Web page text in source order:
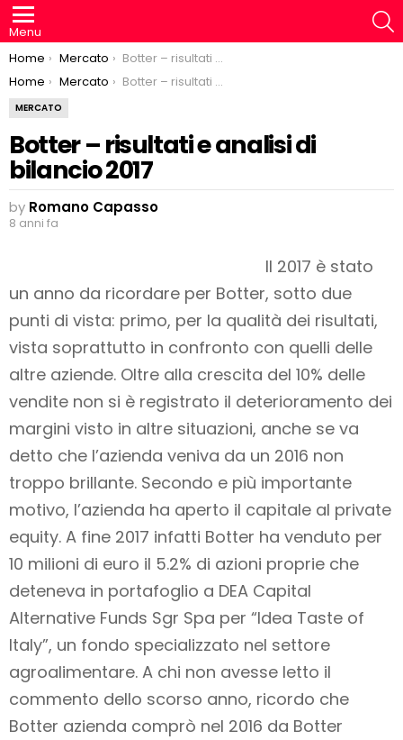
Menu
You are here:
Home Mercato
Botter – risultati e analisi di bilancio 2017
You are here:
Home Mercato Botter – risultati e analisi di bilancio 2017
MERCATO
Botter – risultati e analisi di
bilancio 2017
by Romano Capasso
8 anni fa
Il 2017 è stato
un anno da ricordare per Botter, sotto due
punti di vista: primo, per la qualità dei risultati,
vista soprattutto in confronto con quelli delle
altre aziende. Oltre alla crescita del 10% delle
vendite non si è registrato il deterioramento dei
margini visto in altre situazioni, anche se va
detto che l’azienda veniva da un 2016 non
troppo brillante. Secondo e più importante
motivo, l’azienda ha aperto il capitale al private
equity. A fine 2017 infatti Botter ha venduto per
10 milioni di euro il 5.2% di azioni proprie che
deteneva in portafoglio a DEA Capital
Alternative Funds Sgr Spa per “Idea Taste of
Italy”, un fondo specializzato nel settore
agroalimentare. A chi non avesse letto il
commento dello scorso anno, ricordo che
Botter azienda comprò nel 2016 da Botter